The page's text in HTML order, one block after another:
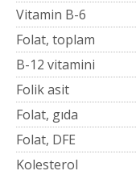
Vitamin B-6
Folat, toplam
B-12 vitamini
Folik asit
Folat, gıda
Folat, DFE
Kolesterol